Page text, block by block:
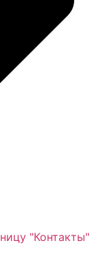
"Контакты"